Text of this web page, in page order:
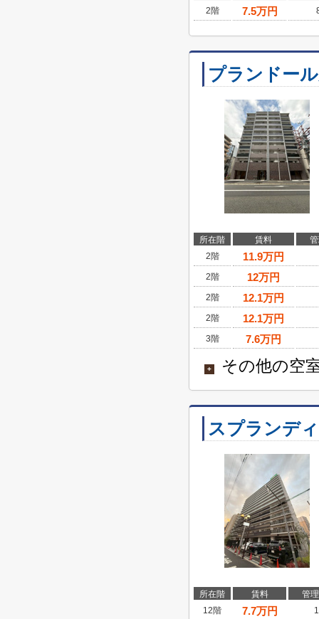
2階
7.5万円
プランドー
所在階 賃料
2階
11.9万円
2階 12万円
2階 12.1万円
2階 12.1万円
3階 7.6万円
+ その他の空
スプランデ
所在階 賃料
管
12階
7.7万円